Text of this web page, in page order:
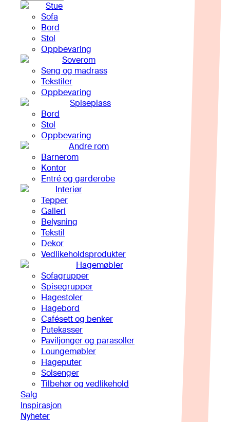
Stue
Sofa
Bord
Stol
Oppbevaring
Soverom
Seng og madrass
Tekstiler
Oppbevaring
Spiseplass
Bord
Stol
Oppbevaring
Andre rom
Barnerom
Kontor
Entré og garderobe
Interiør
Tepper
Galleri
Belysning
Tekstil
Dekor
Vedlikeholdsprodukter
Hagemøbler
Sofagrupper
Spisegrupper
Hagestoler
Hagebord
Cafésett og benker
Putekasser
Paviljonger og parasoller
Loungemøbler
Hageputer
Solsenger
Tilbehør og vedlikehold
Salg
Inspirasjon
Nyheter